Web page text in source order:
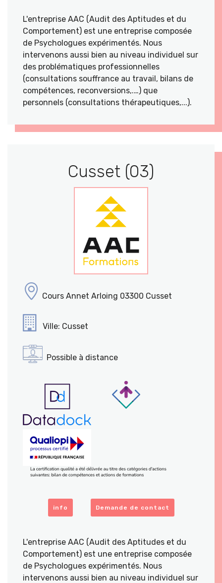
L'entreprise AAC (Audit des Aptitudes et du
Comportement) est une entreprise composée
de Psychologues expérimentés. Nous
intervenons aussi bien au niveau individuel sur
des problématiques professionnelles
(consultations souffrance au travail, bilans de
compétences, reconversions,.…) que
personnels (consultations thérapeutiques,...).
Cusset (03)
Cours Annet Arloing 03300 Cusset
Ville: Cusset
Possible à distance
info Demande de contact
L'entreprise AAC (Audit des Aptitudes et du
Comportement) est une entreprise composée
de Psychologues expérimentés. Nous
intervenons aussi bien au niveau individuel sur